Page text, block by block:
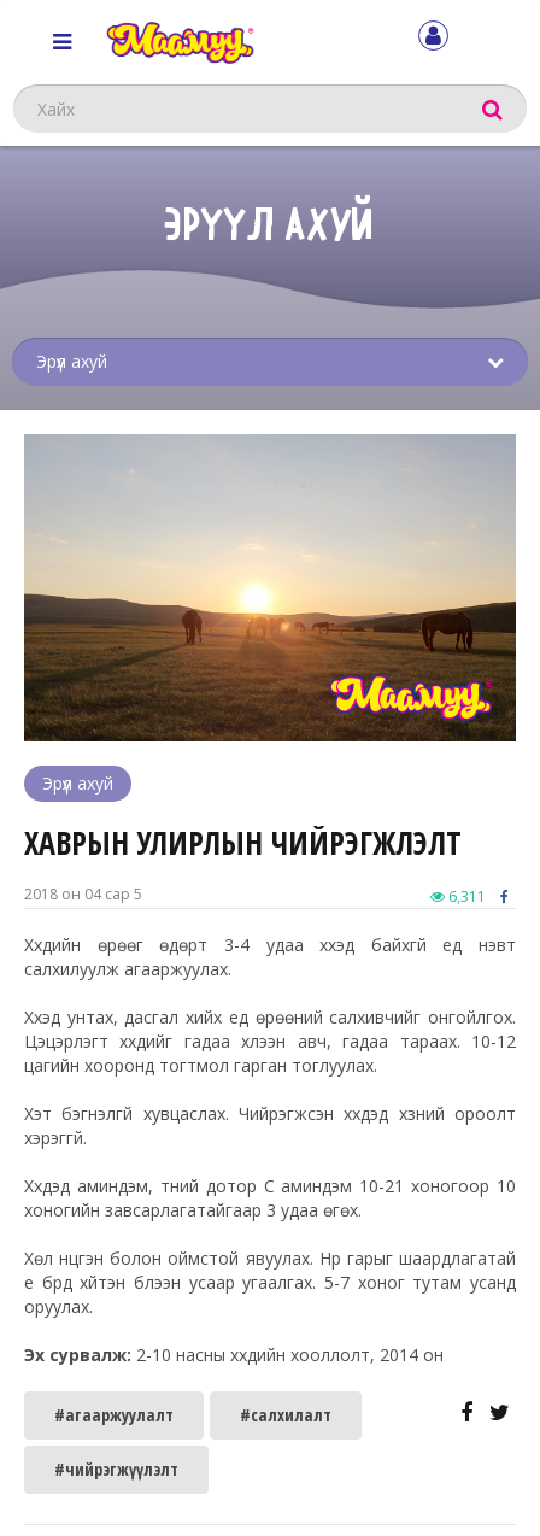
Хайх
ЭРҮҮЛ АХУЙ
Эрүүл ахуй
ХАВРЫН УЛИРЛЫН ЧИЙРЭГЖҮҮЛЭЛТ
2018 он 04 сар 5 6,311
Хүүхдийн өрөөг өдөрт 3-4 удаа хүүхэд байхгүй үед нэвт
салхилуулж агааржуулах.
Хүүхэд унтах, дасгал хийх үед өрөөний салхивчийг онгойлгох.
Цэцэрлэгт хүүхдийг гадаа хүлээн авч, гадаа тараах. 10-12
цагийн хооронд тогтмол гарган тоглуулах.
Хэт бэгнэлгүй хувцаслах. Чийрэгжсэн хүүхдэд хүзүүний ороолт
хэрэггүй.
Хүүхдэд аминдэм, түүний дотор С аминдэм 10-21 хоногоор 10
хоногийн завсарлагатайгаар 3 удаа өгөх.
Хөл нүцгэн болон оймстой явуулах. Нүүр гарыг шаардлагатай
үе бүрд хүйтэн бүлээн усаар угаалгах. 5-7 хоног тутам усанд
оруулах.
Эх сурвалж: 2-10 насны хүүхдийн хооллолт, 2014 он
#агааржуулалт #салхилалт
#чийрэгжүүлэлт